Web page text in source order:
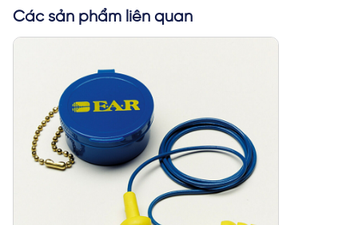
Các sản phẩm liên quan